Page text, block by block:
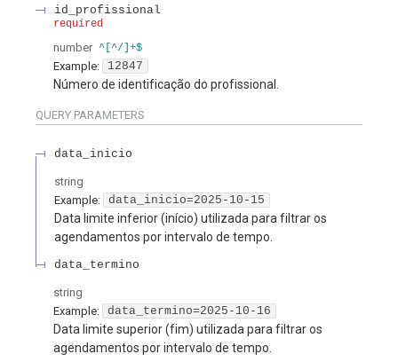
id_profissional
required
number ^[^/]+$
Example: 12847
Número de identificação do profissional.
QUERY PARAMETERS
data_inicio
string
Example:
data_inicio=2025-10-15
Data limite inferior (início) utilizada para filtrar os
agendamentos por intervalo de tempo.
data_termino
string
Example:
data_termino=2025-10-16
Data limite superior (fim) utilizada para filtrar os
agendamentos por intervalo de tempo.